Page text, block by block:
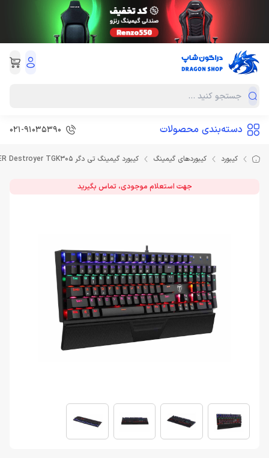
دسته‌بندی محصولات 021-91035390
کیبورد کیبوردهای گیمینگ کیبورد گیمینگ تی دگر Keyboard T-DAGGER Destroyer TGK305
جهت استعلام موجودی، تماس بگیرید